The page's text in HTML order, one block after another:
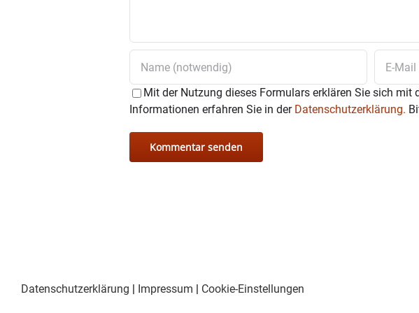
Mit der Nutzung dieses Formulars erklären Sie sich mit
Informationen erfahren Sie in der Datenschutzerklärung.
Datenschutzerklärung | Impressum | Cookie-Einstellungen